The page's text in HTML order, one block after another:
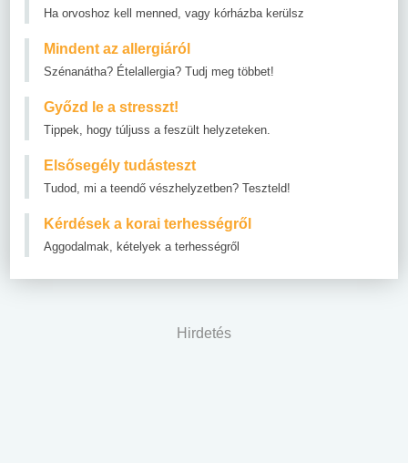
Ha orvoshoz kell menned, vagy kórházba kerülsz
Mindent az allergiáról
Szénanátha? Ételallergia? Tudj meg többet!
Győzd le a stresszt!
Tippek, hogy túljuss a feszült helyzeteken.
Elsősegély tudásteszt
Tudod, mi a teendő vészhelyzetben? Teszteld!
Kérdések a korai terhességről
Aggodalmak, kételyek a terhességről
Hirdetés